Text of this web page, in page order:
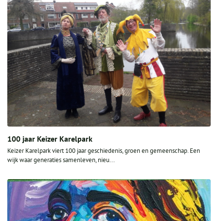
100 jaar Keizer Karelpark
Keizer Karelpark viert 100 jaar geschiedenis, groen en gemeenschap. Een
wijk waar generaties samenleven, nieu...